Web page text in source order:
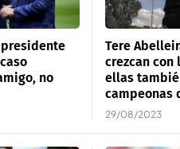
no
Tere
crezcan
ellas
campeonas
29/08/2023